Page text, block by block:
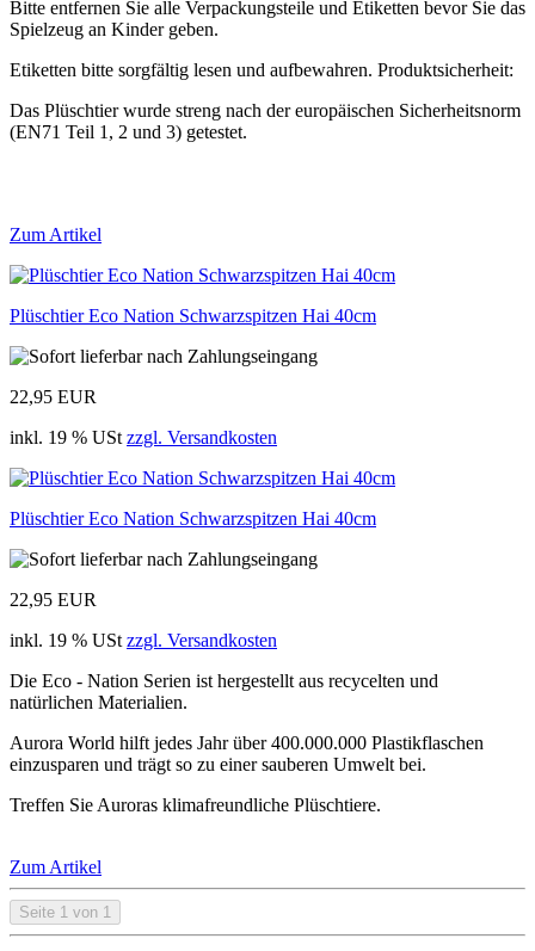
Bitte entfernen Sie alle Verpackungsteile und Etiketten bevor Sie das
Spielzeug an Kinder geben.
Etiketten bitte sorgfältig lesen und aufbewahren. Produktsicherheit:
Das Plüschtier wurde streng nach der europäischen Sicherheitsnorm
(EN71 Teil 1, 2 und 3) getestet.
Zum Artikel
Plüschtier Eco Nation Schwarzspitzen Hai 40cm
22,95 EUR
inkl. 19 % USt zzgl. Versandkosten
Plüschtier Eco Nation Schwarzspitzen Hai 40cm
22,95 EUR
inkl. 19 % USt zzgl. Versandkosten
Die Eco - Nation Serien ist hergestellt aus recycelten und
natürlichen Materialien.
Aurora World hilft jedes Jahr über 400.000.000 Plastikflaschen
einzusparen und trägt so zu einer sauberen Umwelt bei.
Treffen Sie Auroras klimafreundliche Plüschtiere.
Zum Artikel
Seite 1 von 1